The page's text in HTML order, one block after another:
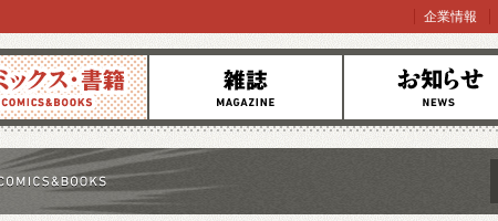
ス 雑誌 お知らせ
企業情報